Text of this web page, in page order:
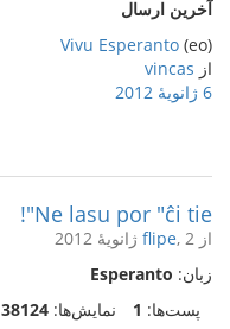
آخرین ارسال
(eo)
Vivu Esperanto
از vincas
6 ژانویهٔ 2012
Ne lasu por "ĉi tie"!
از flipe, 2 ژانویهٔ 2012
زبان: Esperanto
پست‌ها: 1 نمایش‌ها: 38124